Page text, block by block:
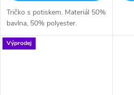
Tričko s potiskem. Materiál 50%
bavlna, 50% polyester.
Výprodej